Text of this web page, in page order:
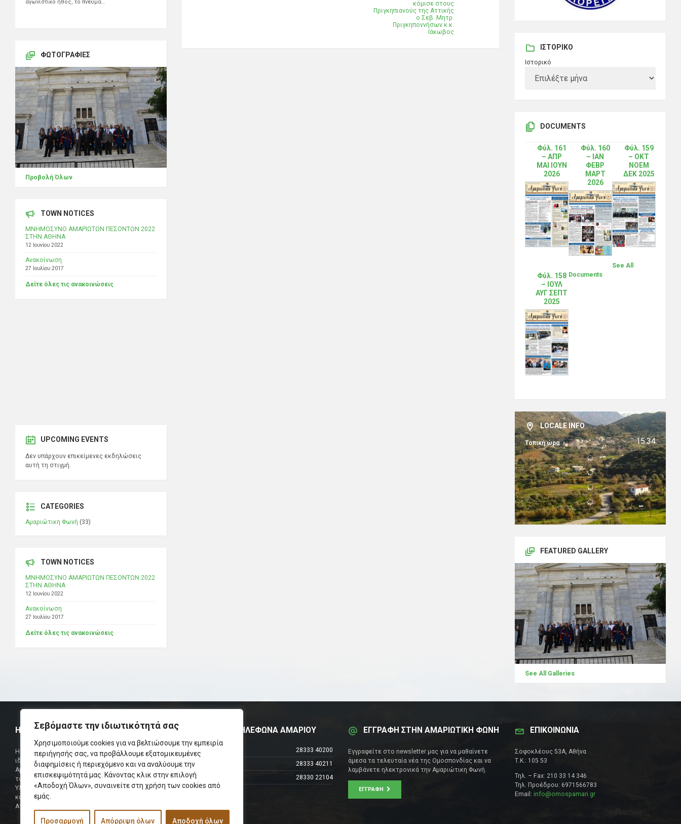
Σεβόμαστε την ιδιωτικότητά σας
Χρησιμοποιούμε cookies για να βελτιώσουμε την εμπειρία
περιήγησής σας, να προβάλλουμε εξατομικευμένες
διαφημίσεις ή περιεχόμενο και να αναλύουμε την
επισκεψιμότητά μας. Κάνοντας κλικ στην επιλογή
«Αποδοχή Όλων», συναινείτε στη χρήση των cookies από
εμάς.
Προσαρμογή Απόρριψη όλων Αποδοχή όλων
κόμισε στους
Πριγκηπιανούς της Αττικής
ο Σεβ. Μητρ.
Πριγκηποννήσων κ.κ.
Ιάκωβος
αγωνιστικό ήθος, το πνεύμα…
ΦΩΤΟΓΡΑΦΊΕΣ
Προβολή Όλων
TOWN NOTICES
ΜΝΗΜΟΣΥΝΟ ΑΜΑΡΙΩΤΩΝ ΠΕΣΟΝΤΩΝ 2022
ΣΤΗΝ ΑΘΗΝΑ
12 Ιουνίου 2022
Ανακοίνωση
27 Ιουλίου 2017
Δείτε όλες τις ανακοινώσεις
UPCOMING EVENTS
Δεν υπάρχουν επικείμενες εκδηλώσεις
αυτή τη στιγμή.
CATEGORIES
Αμαριώτικη Φωνή (33)
TOWN NOTICES
ΜΝΗΜΟΣΥΝΟ ΑΜΑΡΙΩΤΩΝ ΠΕΣΟΝΤΩΝ 2022
ΣΤΗΝ ΑΘΗΝΑ
12 Ιουνίου 2022
Ανακοίνωση
27 Ιουλίου 2017
Δείτε όλες τις ανακοινώσεις
ΙΣΤΟΡΙΚΌ
Ιστορικό
DOCUMENTS
Φύλ. 161
– ΑΠΡ
ΜΑΙ ΙΟΥΝ
2026
Φύλ. 160
– ΙΑΝ
ΦΕΒΡ
ΜΑΡΤ
2026
Φύλ. 159
– ΟΚΤ
ΝΟΕΜ
ΔΕΚ 2025
Φύλ. 158
– ΙΟΥΛ
ΑΥΓ ΣΕΠΤ
2025
See All
Documents
LOCALE INFO
Τοπική ώρα 15:34
FEATURED GALLERY
See All Galleries
Η ΟΜΟΣΠΟΝΔΙΑ
Η Ομοσπονδία Σωματείων Επαρχίας Αμαρίου
ιδρύθηκε και πήρε τη θέση της Ένωσης
Αμαριωτών, που λειτουργούσε από το 1966 μέχρι
το 1984.
Υλοποιήθηκε σε συνεργασία των μελών του Δ.Σ
και των Δ.Σ των Αμαριώτικων Σωματείων της
Αττικής.
ΧΡΗΣΙΜΑ ΤΗΛΕΦΩΝΑ ΑΜΑΡΙΟΥ
Τηλεφωνικό Κέντρο
28333 40200
Δήμαρχος
28333 40211
Φαξ
28330 22104
ΕΓΓΡΑΦΗ ΣΤΗΝ ΑΜΑΡΙΩΤΙΚΗ ΦΩΝΗ
Εγγραφείτε στο newsletter μας για να μαθαίνετε
άμεσα τα τελευταία νέα της Ομοσπονδίας και να
λαμβάνετε ηλεκτρονικά την Αμαριώτικη Φωνή.
ΕΓΓΡΑΦΉ
ΕΠΙΚΟΙΝΩΝΊΑ
Σοφοκλέους 53Α, Αθήνα
Τ.Κ.: 105 53
Τηλ. – Fax: 210 33 14 346
Τηλ. Προέδρου: 6971566783
Email: info@omospamari.gr